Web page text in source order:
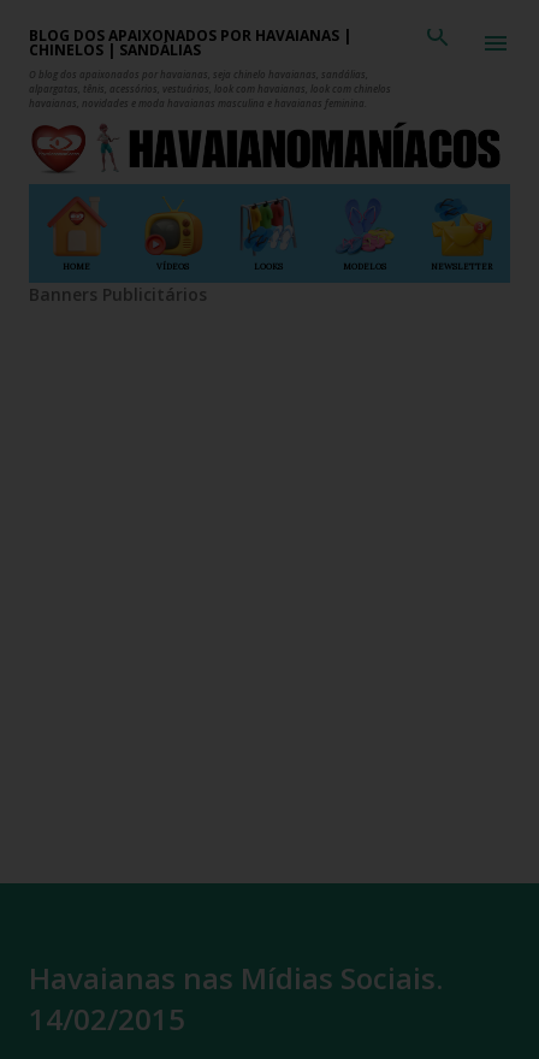
Pular para o conteúdo principal
BLOG DOS APAIXONADOS POR HAVAIANAS |
CHINELOS | SANDÁLIAS
O blog dos apaixonados por havaianas, seja chinelo havaianas, sandálias,
alpargatas, tênis, acessórios, vestuários, look com havaianas, look com chinelos
havaianas, novidades e moda havaianas masculina e havaianas feminina.
HOME VÍDEOS LOOKS MODELOS NEWSLETTER
Banners Publicitários
Havaianas nas Mídias Sociais.
14/02/2015